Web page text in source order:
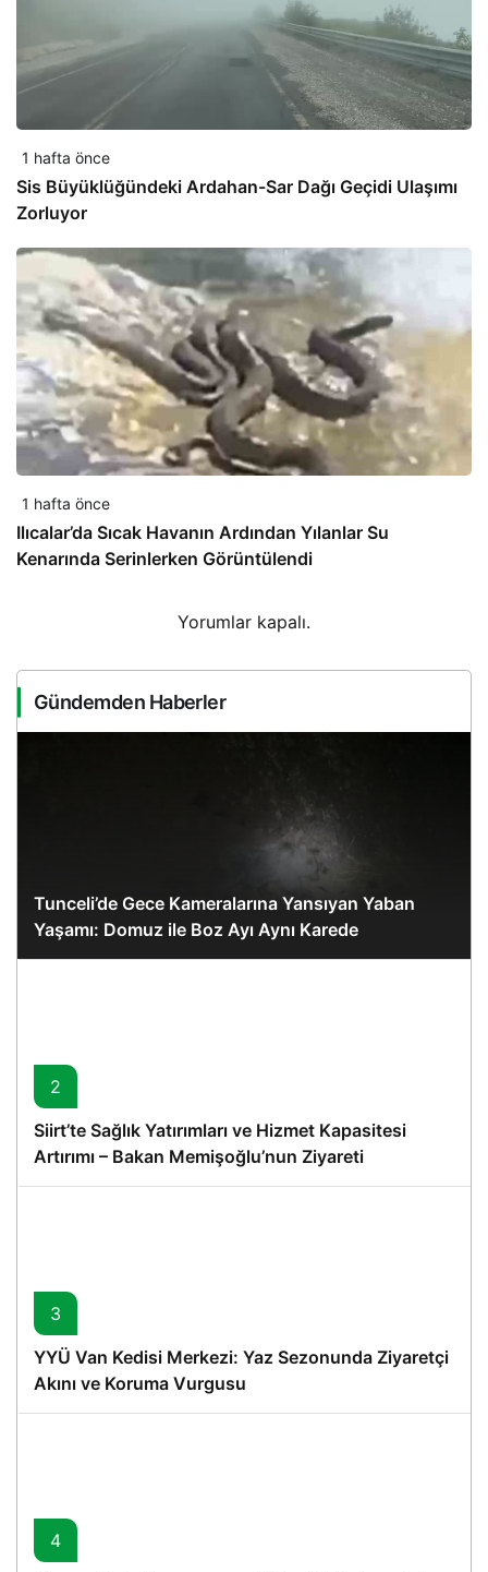
1 hafta önce
Sis Büyüklüğündeki Ardahan-Sar Dağı Geçidi Ulaşımı
Zorluyor
1 hafta önce
Ilıcalar’da Sıcak Havanın Ardından Yılanlar Su
Kenarında Serinlerken Görüntülendi
Yorumlar kapalı.
Gündemden Haberler
Tunceli’de Gece Kameralarına Yansıyan Yaban
Yaşamı: Domuz ile Boz Ayı Aynı Karede
2
Siirt’te Sağlık Yatırımları ve Hizmet Kapasitesi
Artırımı – Bakan Memişoğlu’nun Ziyareti
3
YYÜ Van Kedisi Merkezi: Yaz Sezonunda Ziyaretçi
Akını ve Koruma Vurgusu
4